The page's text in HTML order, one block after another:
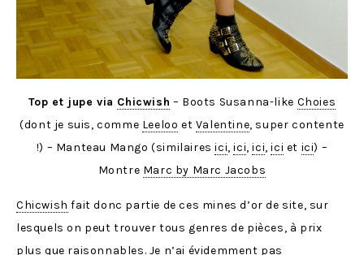
Top et jupe via Chicwish – Boots Susanna-like Choies
(dont je suis, comme Leeloo et Valentine, super contente
!) – Manteau Mango (similairesici,ici,ici,ici et ici) –
Montre Marc by Marc Jacobs
Chicwish fait donc partie de ces mines d’or de site, sur
lesquels on peut trouver tous genres de pièces, à prix
plus que raisonnables. Je n’ai évidemment pas